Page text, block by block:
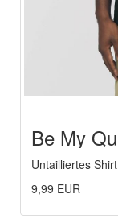
Be My
Untailliertes
9,99 EUR